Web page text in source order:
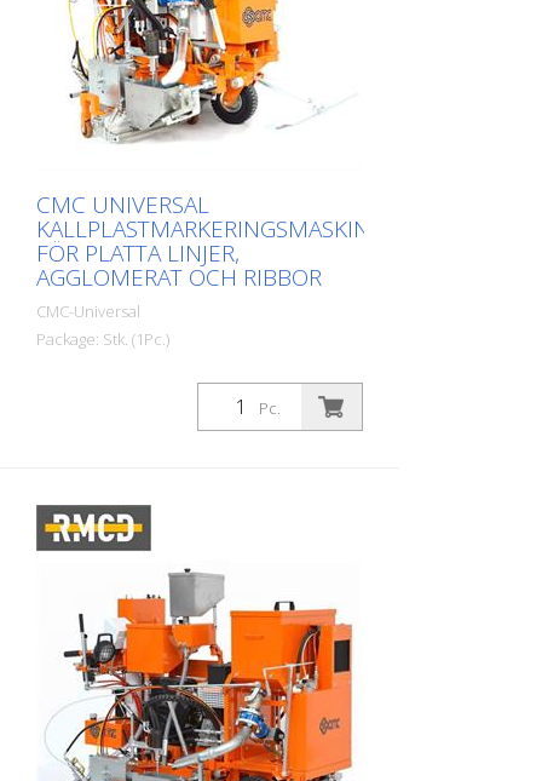
CMC UNIVERSAL
KALLPLASTMARKERINGSMASKIN
FÖR PLATTA LINJER,
AGGLOMERAT OCH RIBBOR
CMC-Universal
Package: Stk. (1Pc.)
Självgående vägmarkeringsmaskin för
kallplast. Högproduktiv markeringsmaskin
för applicering av kallplastmarkeringar.
räfflade markeringar appliceras.
Bensindriven motor: - Effekt 7 hk -
Elektrisk startmotor, med manuell
startmotor för nödsituationer -
Generator, för laddning av batteriet -
Centrifugal remskiva Hydraulisk drivning
med: - 2 motorer direkt kopplade till
bakhjulen - Handtag: kontrollerar fram-,
back- och neutralväxel - PUMPA MED
VARIABELT FLÖDE: garanterar högre
säkerhet för föraren och bättre
prestanda. Möjliggör markering även på
Pc.